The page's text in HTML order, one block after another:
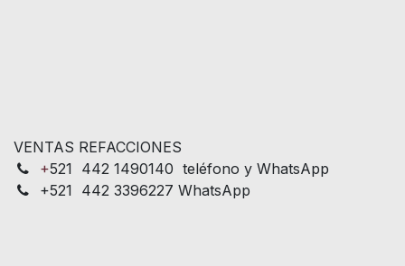
VENTAS REFACCIONES
+521 442 1490140 teléfono y WhatsApp
+521 442 3396227 WhatsApp